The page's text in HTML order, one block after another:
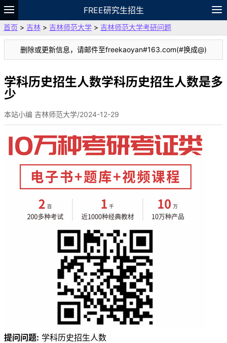
FREE研究生招生
题库
故事 专题 APP 笔记
论坛
VIP
资料
首页 > 吉林 > 吉林师范大学 > 吉林师范大学考研问题
删除或更新信息，请邮件至freekaoyan#163.com(#换成@)
学科历史招生人数学科历史招生人数是多
少
本站小编 吉林师范大学/2024-12-29
提问问题: 学科历史招生人数